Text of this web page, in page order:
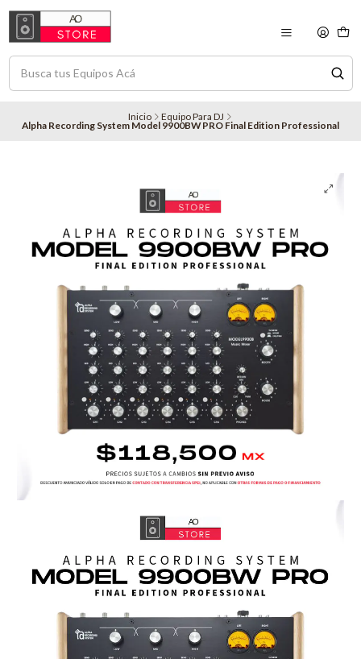
Inicio Equipo Para DJ
Alpha Recording System Model 9900BW PRO Final Edition Professional